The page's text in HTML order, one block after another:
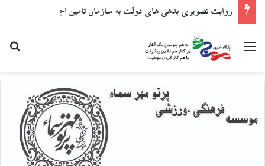
روایت تصویری بدهی های دولت به سازمان تامین اجتماعی
منو